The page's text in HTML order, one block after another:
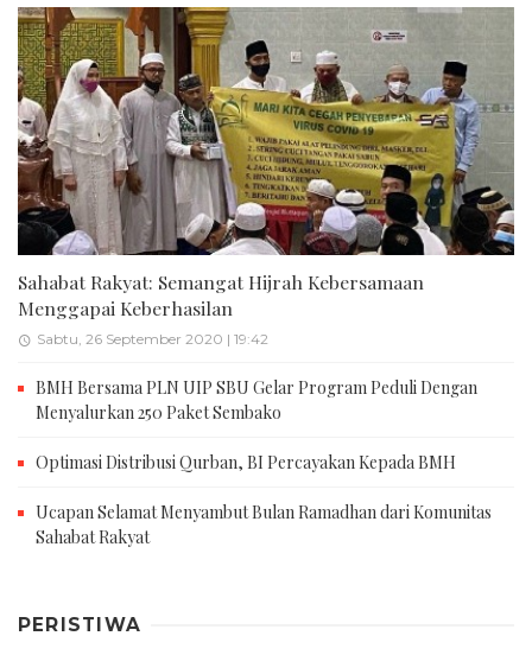
Sahabat Rakyat: Semangat Hijrah Kebersamaan
Menggapai Keberhasilan
Sabtu, 26 September 2020 | 19:42
BMH Bersama PLN UIP SBU Gelar Program Peduli Dengan
Menyalurkan 250 Paket Sembako
Optimasi Distribusi Qurban, BI Percayakan Kepada BMH
Ucapan Selamat Menyambut Bulan Ramadhan dari Komunitas
Sahabat Rakyat
PERISTIWA